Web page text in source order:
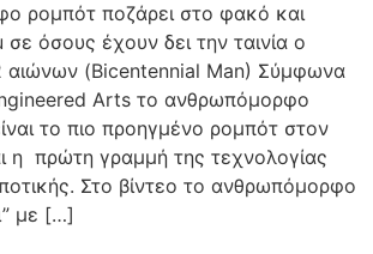
ρομπότ ποζάρει στο φακό και
όσους έχουν δει την ταινία ο
(Bicentennial Man) Σύμφωνα
Arts το ανθρωπόμορφο
το πιο προηγμένο ρομπότ στον
η πρώτη γραμμή της τεχνολογίας
Στο βίντεο το ανθρωπόμορφο
με […]